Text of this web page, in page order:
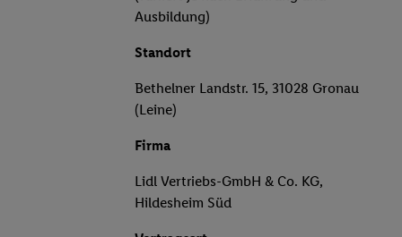
Ausbildung)
Standort
Bethelner Landstr. 15, 31028 Gronau
(Leine)
Firma
Lidl Vertriebs-GmbH & Co. KG,
Hildesheim Süd